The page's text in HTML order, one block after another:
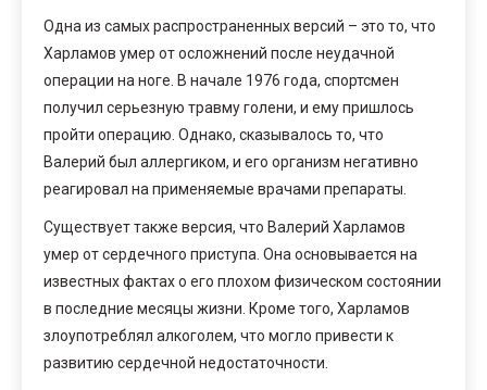
Одна из самых распространенных версий – это то, что
Харламов умер от осложнений после неудачной
операции на ноге. В начале 1976 года, спортсмен
получил серьезную травму голени, и ему пришлось
пройти операцию. Однако, сказывалось то, что
Валерий был аллергиком, и его организм негативно
реагировал на применяемые врачами препараты.
Существует также версия, что Валерий Харламов
умер от сердечного приступа. Она основывается на
известных фактах о его плохом физическом состоянии
в последние месяцы жизни. Кроме того, Харламов
злоупотреблял алкоголем, что могло привести к
развитию сердечной недостаточности.